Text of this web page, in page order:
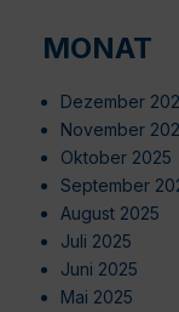
MONAT
Dezember
November
Oktober 2025
September
August 2025
Juli 2025
Juni 2025
Mai 2025